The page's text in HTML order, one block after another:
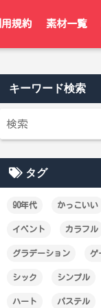
規約 素材一覧
キーワード検索
タグ
90年代 かっこいい
イベント カラフル
グラデーション ゲ
シック シンプル
ハート パステル